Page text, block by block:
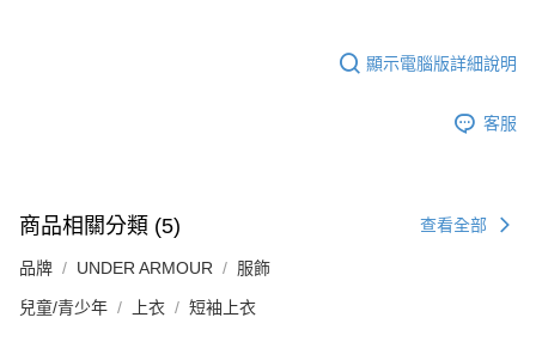
顯示電腦版詳細說明
客服
商品相關分類 (5) 查看全部
品牌 UNDER ARMOUR 服飾
兒童/青少年 上衣 短袖上衣